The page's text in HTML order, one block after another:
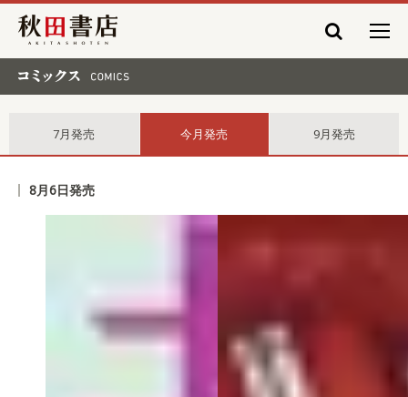
秋田書店
7月発売 今月発売 9月発売
8月6日発売